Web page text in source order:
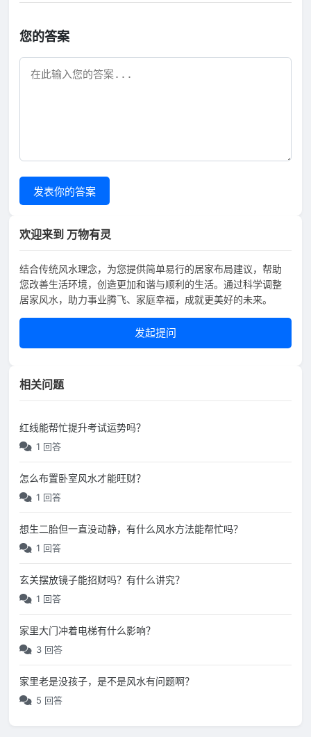
您的答案
发表你的答案
欢迎来到 万物有灵
结合传统风水理念，为您提供简单易行的居家布局建议，帮助
您改善生活环境，创造更加和谐与顺利的生活。通过科学调整
居家风水，助力事业腾飞、家庭幸福，成就更美好的未来。
发起提问
相关问题
红线能帮忙提升考试运势吗？
1 回答
怎么布置卧室风水才能旺财？
1 回答
想生二胎但一直没动静，有什么风水方法能帮忙吗？
1 回答
玄关摆放镜子能招财吗？有什么讲究？
1 回答
家里大门冲着电梯有什么影响？
3 回答
家里老是没孩子，是不是风水有问题啊？
5 回答